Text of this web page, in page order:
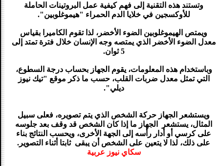
وتستند هذه التقنية إلى فهم كيفية عمل البروتينات الحاملة
للأوكسجين في خلايا الدم الحمراء "هيموغلوبين".
ويمتص الهيموغلوبين الضوء الأخضر، لذا تقوم الكاميرا بقياس
معدل الضوء الأخضر الذي يمتصه وجه الإنسان خلال فترة تمتد إلى
5 ثوان.
وباستخدام هذه المعلومات، يقوم الجهاز بحساب درجة السطوع،
التي تمثل معدل ضربات القلب، حسب ما ذكر موقع "تيك نيوز
ديلي".
ويستشعر الجهاز حركة الشخص الذي يتم تصويره، فعلى سبيل
المثال، يستشعر الجهاز ما إذا كان الشخص قد وقف بعد جلوسه
على كرسي أو أدار رأسه إلى الجهة الأخرى، ويحسب النتائج بناء
على ذلك، لذا لا يتعين على الشخص أن يبقى ثابتا أثناء التصوير.
سكاي نيوز عربية